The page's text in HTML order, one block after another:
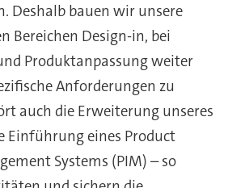
Deshalb bauen wir unsere
Bereichen Design-in, bei
Produktanpassung weiter
Anforderungen zu
auch die Erweiterung unseres
Einführung eines Product
Systems (PIM) – so